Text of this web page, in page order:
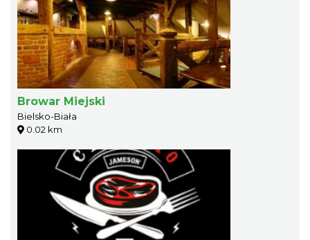
Browar Miejski
Bielsko-Biała
0.02 km